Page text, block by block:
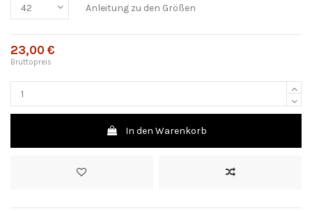
Anleitung zu den Größen
23,00 €
Bruttopreis
In den Warenkorb